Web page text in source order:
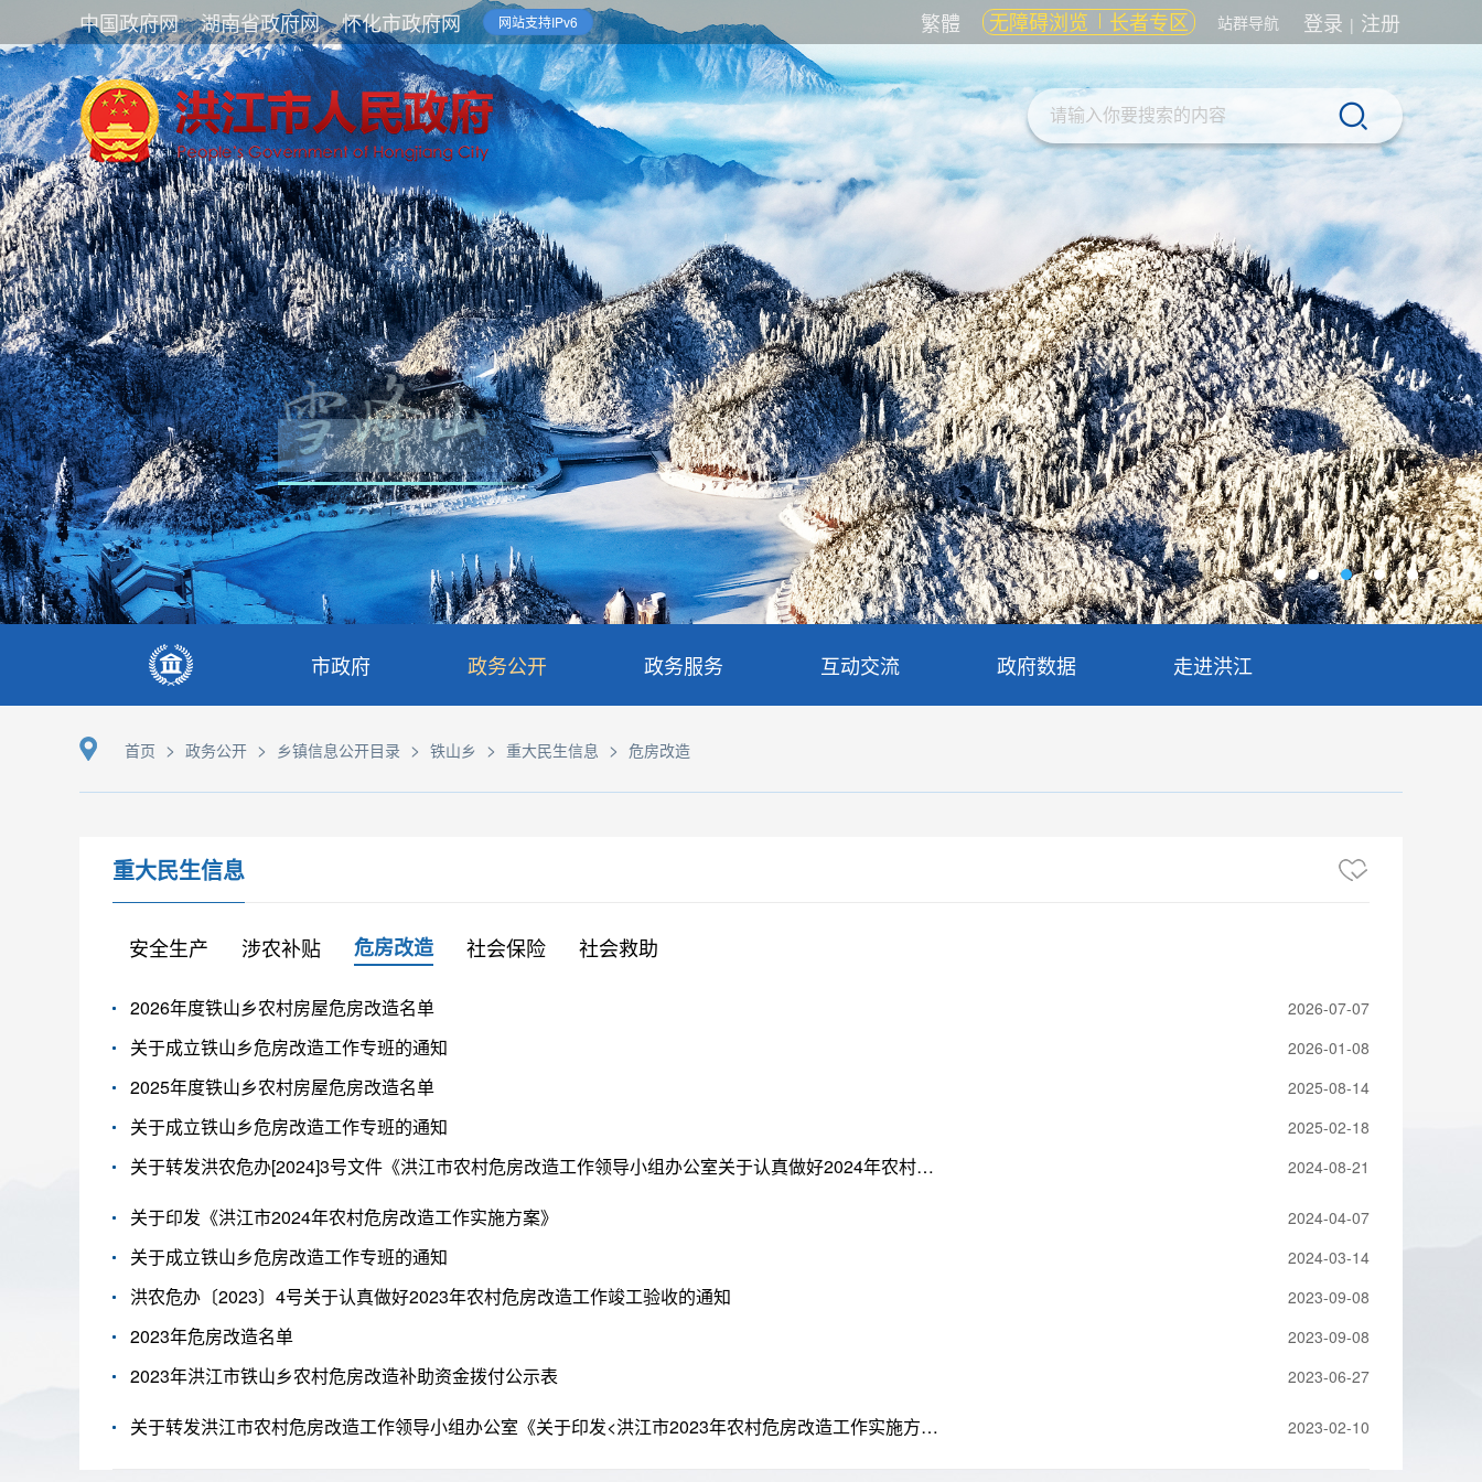
中国政府网 湖南省政府网 怀化市政府网 网站支持IPv6 繁體 无障碍浏览 长者专区 站群导航 登录 | 注册
市政府 政务公开 政务服务 互动交流 政府数据 走进洪江
首页 > 政务公开 > 乡镇信息公开目录 > 铁山乡 > 重大民生信息 > 危房改造
重大民生信息
安全生产 涉农补贴 危房改造 社会保险 社会救助
2026年度铁山乡农村房屋危房改造名单 2026-07-07
关于成立铁山乡危房改造工作专班的通知 2026-01-08
2025年度铁山乡农村房屋危房改造名单 2025-08-14
关于成立铁山乡危房改造工作专班的通知 2025-02-18
关于转发洪农危办[2024]3号文件《洪江市农村危房改造工作领导小组办公室关于认真做好2024年农村危房改造工作竣工验收的通知》 2024-08-21
关于印发《洪江市2024年农村危房改造工作实施方案》 2024-04-07
关于成立铁山乡危房改造工作专班的通知 2024-03-14
洪农危办〔2023〕4号关于认真做好2023年农村危房改造工作竣工验收的通知 2023-09-08
2023年危房改造名单 2023-09-08
2023年洪江市铁山乡农村危房改造补助资金拨付公示表 2023-06-27
关于转发洪江市农村危房改造工作领导小组办公室《关于印发<洪江市2023年农村危房改造工作实施方案>的通知》的通知 2023-02-10